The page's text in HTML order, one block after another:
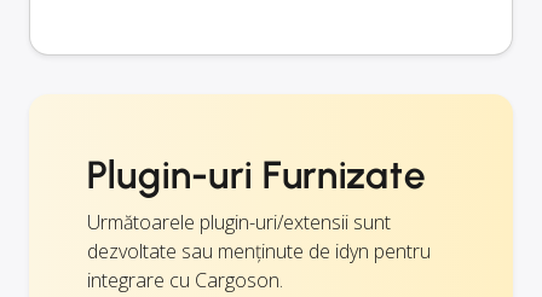
Plugin-uri Furnizate
Următoarele plugin-uri/extensii sunt
dezvoltate sau menținute de idyn pentru
integrare cu Cargoson.